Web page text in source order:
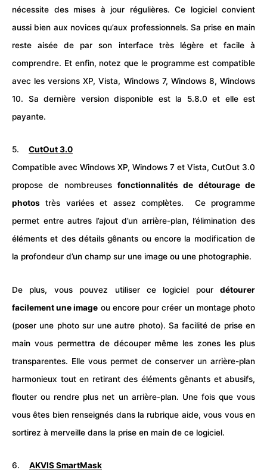
nécessite des mises à jour régulières. Ce logiciel convient
aussi bien aux novices qu’aux professionnels. Sa prise en main
reste aisée de par son interface très légère et facile à
comprendre. Et enfin, notez que le programme est compatible
avec les versions XP, Vista, Windows7, Windows 8, Windows
10. Sa dernière version disponible est la 5.8.0 et elle est
payante.
5. CutOut 3.0
Compatible avec Windows XP, Windows 7 et Vista, CutOut 3.0
propose de nombreuses fonctionnalités de détourage de
photos très variées et assez complètes. Ce programme
permet entre autres l’ajout d’un arrière-plan, l’élimination des
éléments et des détails gênants ou encore la modification de
la profondeur d’un champ sur une image ou une photographie.
De plus, vous pouvez utiliser ce logiciel pour détourer
facilement une image ou encore pour créer un montage photo
(poser une photo sur une autre photo). Sa facilité de prise en
main vous permettra de découper même les zones les plus
transparentes. Elle vous permet de conserver un arrière-plan
harmonieux tout en retirant des éléments gênants et abusifs,
flouter ou rendre plus net un arrière-plan. Une fois que vous
vous êtes bien renseignés dans la rubrique aide, vous vous en
sortirez à merveille dans la prise en main de ce logiciel.
6. AKVIS SmartMask